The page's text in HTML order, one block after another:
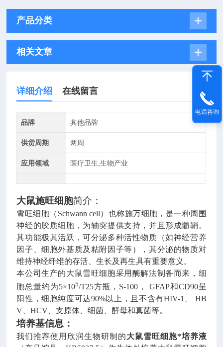
产品分类
相关文章
详细介绍 在线留言
品牌 其他品牌
供货周期 两周
应用领域 医疗卫生,生物产业
大鼠施旺细胞简介：
雪旺细胞（Schwann cell）也称施万细胞，是一种周围
神经的胶质细胞，为轴突提供支持，并且形成髓鞘。
其功能极其活跃，可分泌多种活性物质（如神经营养
因子、细胞外基质及粘附因子等），其分泌的物质对
维持神经纤维的存活、生长及再生具有重要意义。
本公司生产的大鼠雪旺细胞采用酶解法制备而来，细
胞总量约为5×105/T25方瓶， S-100 ， GFAP和CD90呈
阳性，细胞纯度可达90%以上，且不含有HIV-1
HB
V 、HCV 、支原体、细菌、酵母和真菌等。
培养基信息：
我们推荐使用欣润生物研制的大鼠雪旺细胞*培养液
电话咨询